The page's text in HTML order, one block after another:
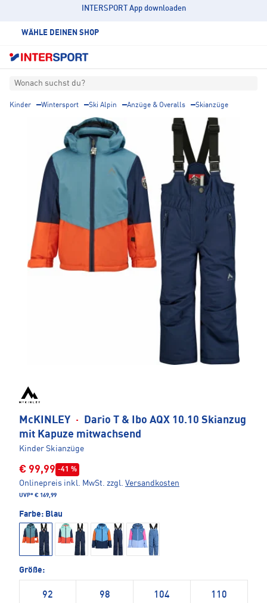
INTERSPORT App downloaden
WÄHLE DEINEN SHOP
Wonach suchst du?
Kinder Wintersport Ski Alpin Anzüge & Overalls Skianzüge
McKINLEY ·
Dario T & Ibo AQX 10.10 Skianzug
mit Kapuze mitwachsend
Kinder Skianzüge
€ 99,99 -41 %
Onlinepreis inkl. MwSt. zzgl. Versandkosten
UVP* € 169,99
Farbe: Blau
Größe:
92 98 104 110